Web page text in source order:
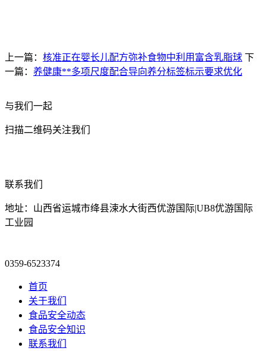
上一篇： 核准正在婴长儿配方弥补食物中利用富含乳脂球 下
一篇： 养健康**多项尺度配合导向养分标签标示要求优化
与我们一起
扫描二维码关注我们
联系我们
地址：山西省运城市绛县涑水大街西优游国际|UB8优游国际
工业园
0359-6523374
首页
关于我们
食品安全动态
食品安全知识
联系我们